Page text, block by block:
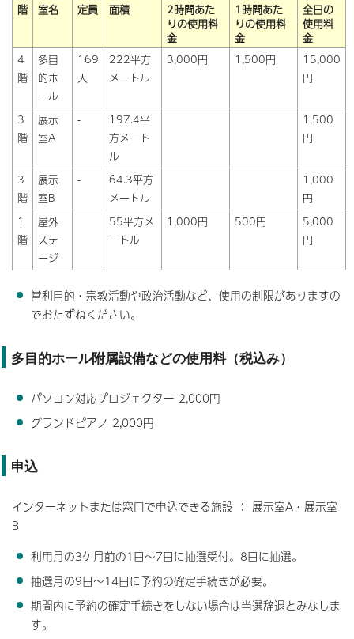
階 室名 定員 面積
2時間あた
りの使用料
金
1時間あた
りの使用料
金
全日の
使用料
金
4
階
多目
的ホ
ール
169
人
222平方
メートル
3,000円 1,500円
15,000
円
3
階
展示
室A
-
197.4平
方メート
ル
1,500
円
3
階
展示
室B
-
64.3平方
メートル
1,000
円
1
階
屋外
ステ
ージ
55平方メ
ートル
1,000円 500円
5,000
円
営利目的・宗教活動や政治活動など、使用の制限がありますの
でおたずねください。
多目的ホール附属設備などの使用料（税込み）
パソコン対応プロジェクター 2,000円
グランドピアノ 2,000円
申込
インターネットまたは窓口で申込できる施設 ： 展示室A・展示室
B
利用月の3ケ月前の1日～7日に抽選受付。8日に抽選。
抽選月の9日～14日に予約の確定手続きが必要。
期間内に予約の確定手続きをしない場合は当選辞退とみなしま
す。